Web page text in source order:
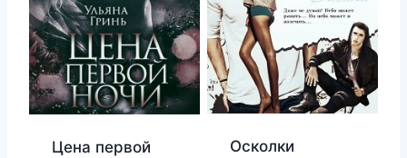
Цена первой
Осколки